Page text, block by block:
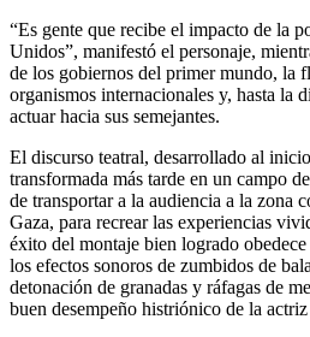
“Es gente que recibe el impacto de la
Unidos”, manifestó el personaje,
de los gobiernos del primer mundo, la
organismos internacionales y, hasta la
actuar hacia sus semejantes.
El discurso teatral, desarrollado al
transformada más tarde en un campo
de transportar a la audiencia a la zona
Gaza, para recrear las experiencias
éxito del montaje bien logrado
los efectos sonoros de zumbidos de
detonación de granadas y ráfagas de
buen desempeño histriónico de la